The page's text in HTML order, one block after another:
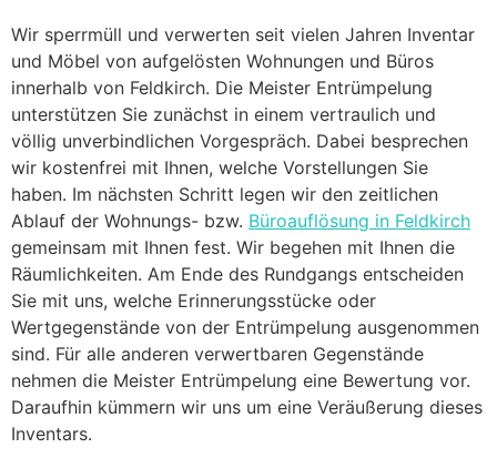
Wir sperrmüll und verwerten seit vielen Jahren Inventar
und Möbel von aufgelösten Wohnungen und Büros
innerhalb von Feldkirch. Die Meister Entrümpelung
unterstützen Sie zunächst in einem vertraulich und
völlig unverbindlichen Vorgespräch. Dabei besprechen
wir kostenfrei mit Ihnen, welche Vorstellungen Sie
haben. Im nächsten Schritt legen wir den zeitlichen
Ablauf der Wohnungs- bzw. Büroauflösung in Feldkirch
gemeinsam mit Ihnen fest. Wir begehen mit Ihnen die
Räumlichkeiten. Am Ende des Rundgangs entscheiden
Sie mit uns, welche Erinnerungsstücke oder
Wertgegenstände von der Entrümpelung ausgenommen
sind. Für alle anderen verwertbaren Gegenstände
nehmen die Meister Entrümpelung eine Bewertung vor.
Daraufhin kümmern wir uns um eine Veräußerung dieses
Inventars.